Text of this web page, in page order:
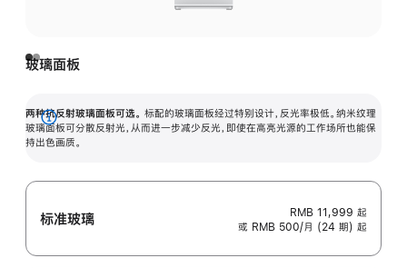
玻璃面板
两种抗反射玻璃面板可选。 标配的玻璃面板经过特别设计，反光率极低。纳米纹理
玻璃面板可分散反射光，从而进一步减少反光，即使在高亮光源的工作场所也能保
持出色画质。
展
开
标准玻璃 RMB 11,999 起
或 RMB 500/月 (24 期) 起